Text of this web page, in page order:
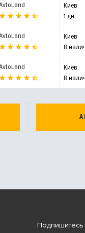
Киев
1 дн.
Киев
В
Киев
В
Подпишитесь